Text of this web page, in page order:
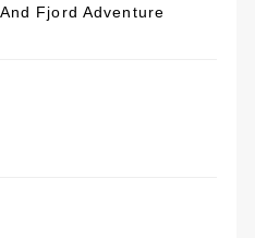
Fjord Adventure